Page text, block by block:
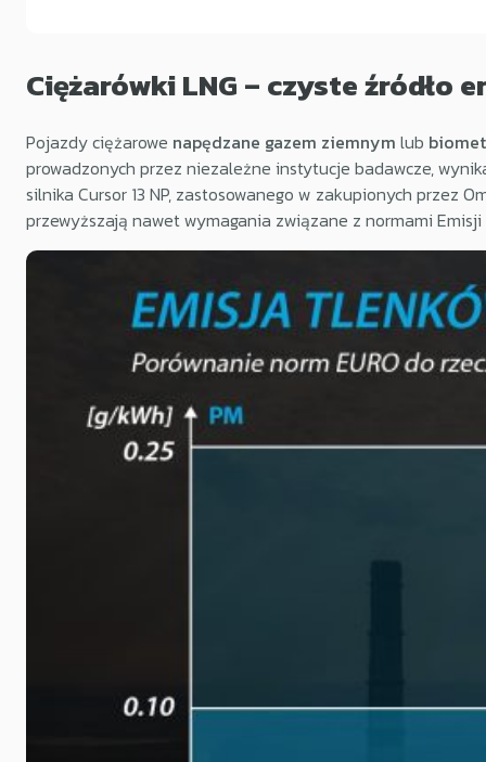
Ciężarówki LNG – czyste źródło
Pojazdy ciężarowe napędzane gazem ziemnym lub
prowadzonych przez niezależne instytucje badawcze,
silnika Cursor 13 NP, zastosowanego w zakupionych przez
przewyższają nawet wymagania związane z normami Emisji